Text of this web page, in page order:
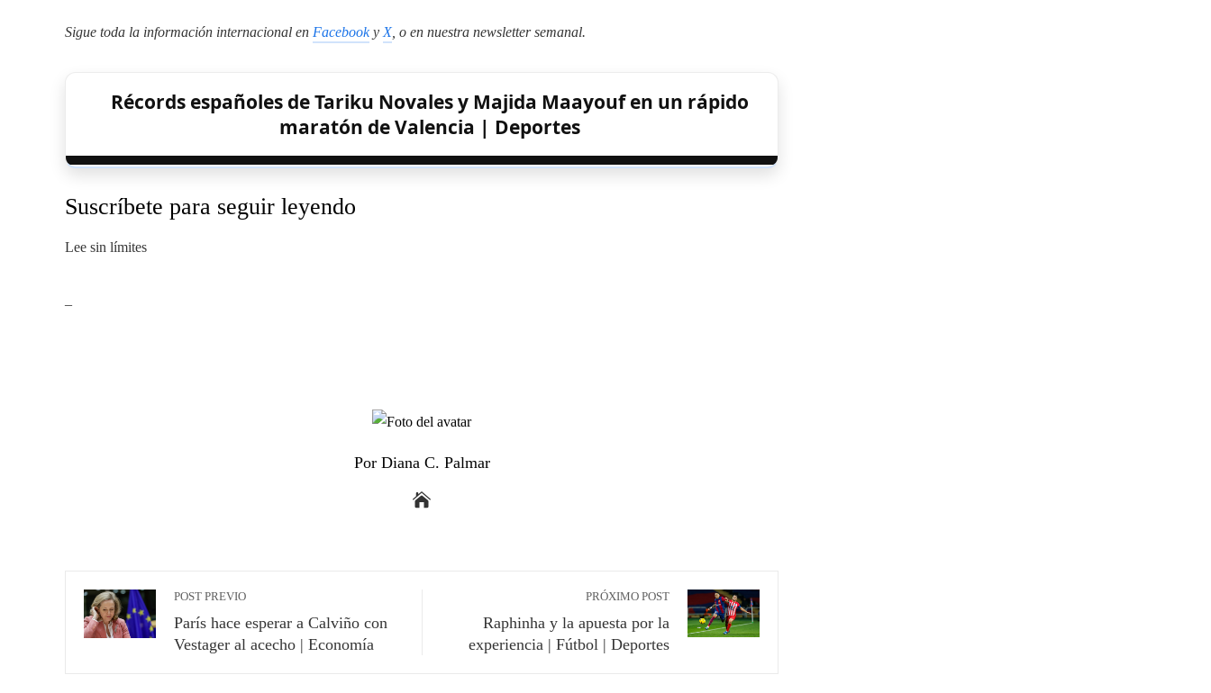
Sigue toda la información internacional en Facebooky X, o en nuestra newsletter semanal.
Récords españoles de Tariku Novales y Majida Maayouf en un rápido
maratón de Valencia | Deportes
Suscríbete para seguir leyendo
Lee sin límites
Por Diana C. Palmar
POST PREVIO
París hace esperar a Calviño con
Vestager al acecho | Economía
PRÓXIMO POST
Raphinha y la apuesta por la
experiencia | Fútbol | Deportes